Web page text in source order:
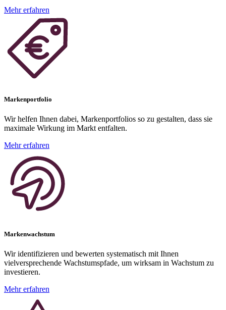
Mehr erfahren
Markenportfolio
Wir helfen Ihnen dabei, Markenportfolios so zu gestalten, dass sie
maximale Wirkung im Markt entfalten.
Mehr erfahren
Markenwachstum
Wir identifizieren und bewerten systematisch mit Ihnen
vielversprechende Wachstumspfade, um wirksam in Wachstum zu
investieren.
Mehr erfahren